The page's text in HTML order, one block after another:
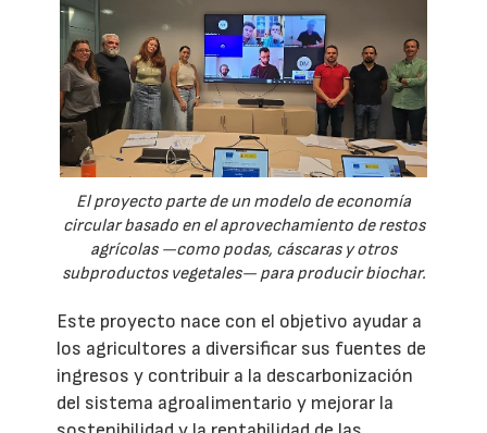
El proyecto parte de un modelo de economía
circular basado en el aprovechamiento de restos
agrícolas —como podas, cáscaras y otros
subproductos vegetales— para producir biochar.
Este proyecto nace con el objetivo ayudar a
los agricultores a diversificar sus fuentes de
ingresos y contribuir a la descarbonización
del sistema agroalimentario y mejorar la